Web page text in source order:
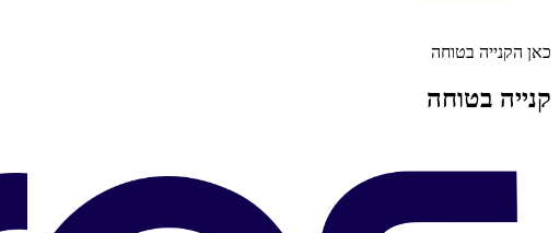
כאן הקנייה בטוחה
קנייה בטוחה